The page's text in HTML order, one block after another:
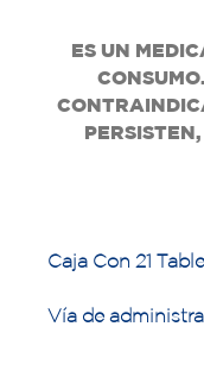
ES UN
Caja Con 21
Vía de